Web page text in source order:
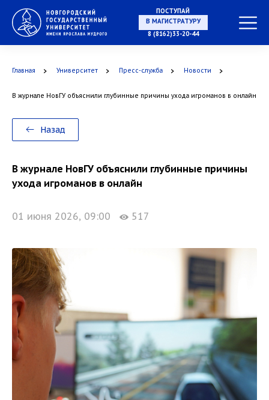
ПОСТУПАЙ
НА СПЕЦИАЛИТЕТ
В МАГИСТРАТУРУ
В АСПИРАНТУРУ
8 (8162)33-20-44
Главная Университет Пресс-служба Новости
В журнале НовГУ объяснили глубинные причины ухода игроманов в онлайн
Назад
В журнале НовГУ объяснили глубинные причины
ухода игроманов в онлайн
01 июня 2026, 09:00 517